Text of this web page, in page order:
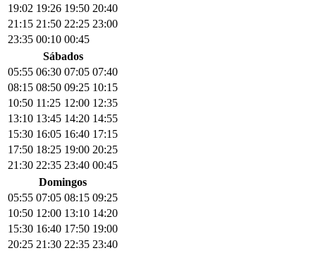
19:02 19:26 19:50 20:40
21:15 21:50 22:25 23:00
23:35 00:10 00:45
Sábados
05:55 06:30 07:05 07:40
08:15 08:50 09:25 10:15
10:50 11:25 12:00 12:35
13:10 13:45 14:20 14:55
15:30 16:05 16:40 17:15
17:50 18:25 19:00 20:25
21:30 22:35 23:40 00:45
Domingos
05:55 07:05 08:15 09:25
10:50 12:00 13:10 14:20
15:30 16:40 17:50 19:00
20:25 21:30 22:35 23:40